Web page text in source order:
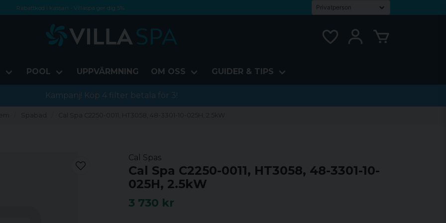
Rabattkod i kassan - Villaspa ger dig 5%
Fri frakt från 1000 kr!
Betala med Swish, faktura eller kontokort
POOL UPPVÄRMNING OM OSS GUIDER & TIPS
Kampanj! Köp 4 filter betala för 3!
Spabad Cal Spa C2250-0011, HT3058, 48-3301-10-025H, 2.5kW
Cal Spas
Cal Spa C2250-0011, HT3058, 48-3301-10-
025H, 2.5kW
3 730 kr